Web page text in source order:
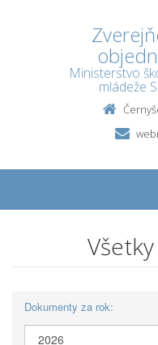
Ministerstvo
mládeže
Dokumenty za rok: